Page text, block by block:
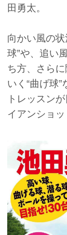
田勇太。
向かい風の
球”や、追い
ち方、さら
いく“曲げ球
トレッスン
イアンショッ